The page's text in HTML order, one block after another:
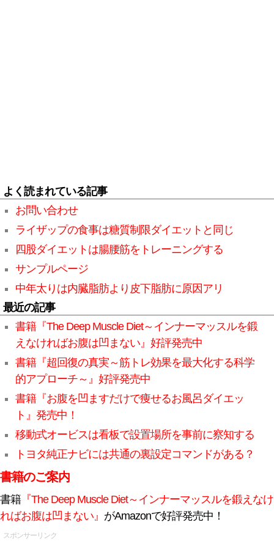
よく読まれている記事
お問い合わせ
ライザップの食事は糖質制限ダイエットと同じ
四股ダイエットは腸腰筋をトレーニングする
サンプルページ
中年太りは内臓脂肪より皮下脂肪に原因アリ
最近の記事
書籍『The Deep Muscle Diet～インナーマッスルを鍛
えなければお腹は凹まない』好評発売中
書籍『超回復の真実～筋トレ効果を最大化する科学
的アプローチ～』好評発売中
書籍『お腹を凹ますだけで痩せるお風呂ダイエッ
ト』発売中！
移動式オービスは看板で設置場所を事前に察知する
トヨタ純正ナビには共通の裏設定コマンドがある？
書籍のご案内
書籍『The Deep Muscle Diet～インナーマッスルを鍛えなけ
ればお腹は凹まない』 がAmazonで好評発売中！
スポンサーリンク